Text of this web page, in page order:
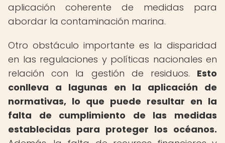
aplicación coherente de medidas para
abordar la contaminación marina.
Otro obstáculo importante es la disparidad
en las regulaciones y políticas nacionales en
relación con la gestión de residuos. Esto
conlleva a lagunas en la aplicación de
normativas, lo que puede resultar en la
falta de cumplimiento de las medidas
establecidas para proteger los océanos.